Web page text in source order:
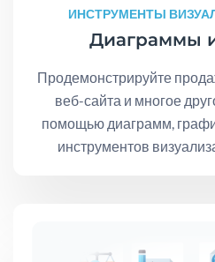
ИНСТРУМЕНТЫ
Диаграммы
Продемонстрируйте
веб-сайта и многое
помощью диаграмм,
инструментов